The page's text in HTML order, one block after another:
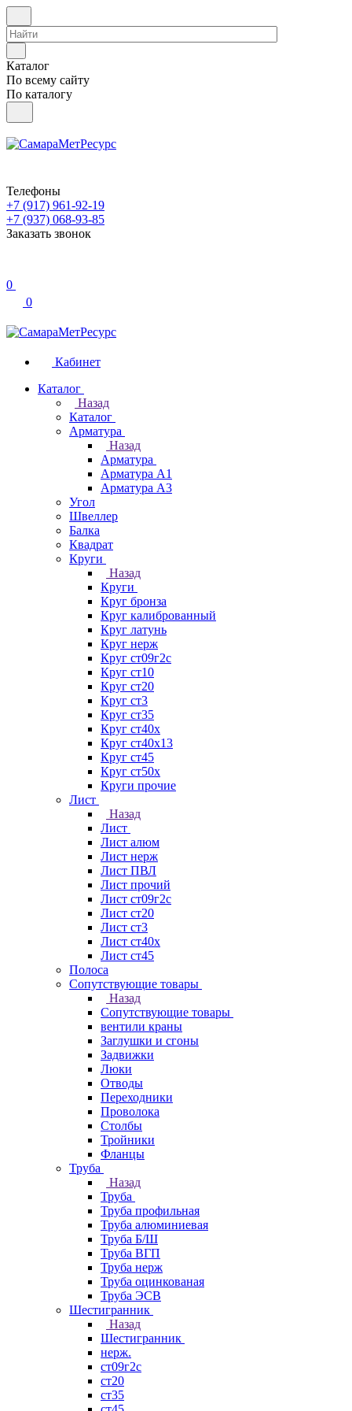
Каталог
По всему сайту
По каталогу
Телефоны
+7 (917) 961-92-19
+7 (937) 068-93-85
Заказать звонок
0
0
Кабинет
Каталог
Назад
Каталог
Арматура
Назад
Арматура
Арматура А1
Арматура А3
Угол
Швеллер
Балка
Квадрат
Круги
Назад
Круги
Круг бронза
Круг калиброванный
Круг латунь
Круг нерж
Круг ст09г2с
Круг ст10
Круг ст20
Круг ст3
Круг ст35
Круг ст40х
Круг ст40х13
Круг ст45
Круг ст50х
Круги прочие
Лист
Назад
Лист
Лист алюм
Лист нерж
Лист ПВЛ
Лист прочий
Лист ст09г2с
Лист ст20
Лист ст3
Лист ст40х
Лист ст45
Полоса
Сопутствующие товары
Назад
Сопутствующие товары
вентили краны
Заглушки и сгоны
Задвижки
Люки
Отводы
Переходники
Проволока
Столбы
Тройники
Фланцы
Труба
Назад
Труба
Труба профильная
Труба алюминиевая
Труба Б/Ш
Труба ВГП
Труба нерж
Труба оцинкованая
Труба ЭСВ
Шестигранник
Назад
Шестигранник
нерж.
ст09г2с
ст20
ст35